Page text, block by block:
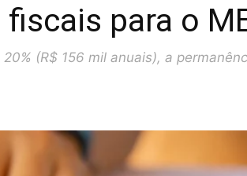
para o
(R$ 156 mil anuais), a